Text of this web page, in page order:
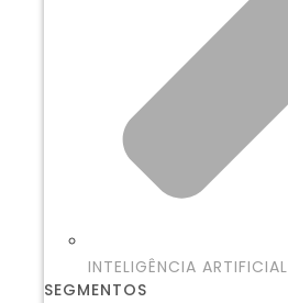
INTELIGÊNCIA ARTIFICIAL
SEGMENTOS